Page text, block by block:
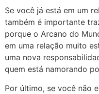
Se você já está em um
também é importante
porque o Arcano do
em uma relação muito
uma nova
quem está namorando
Por último, se você não